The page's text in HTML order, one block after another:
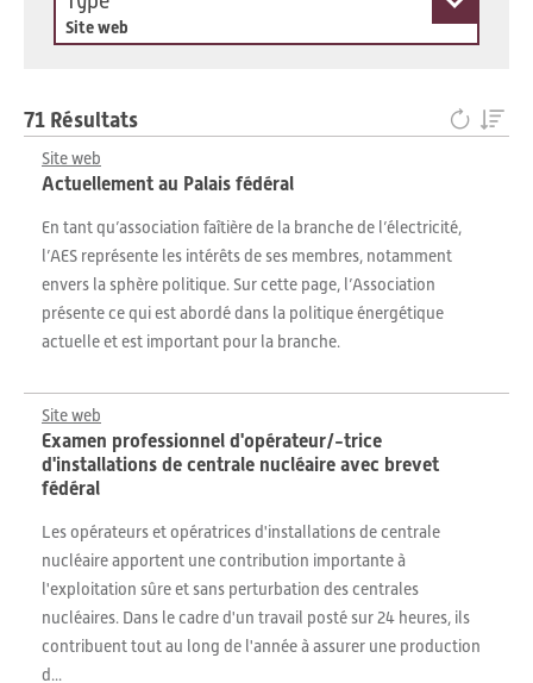
Site web
71 Résultats
Site web
Actuellement au Palais fédéral
En tant qu’association faîtière de la branche de l’électricité,
l’AES représente les intérêts de ses membres, notamment
envers la sphère politique. Sur cette page, l’Association
présente ce qui est abordé dans la politique énergétique
actuelle et est important pour la branche.
Site web
Examen professionnel d'opérateur/-trice
d'installations de centrale nucléaire avec brevet
fédéral
Les opérateurs et opératrices d'installations de centrale
nucléaire apportent une contribution importante à
l'exploitation sûre et sans perturbation des centrales
nucléaires. Dans le cadre d'un travail posté sur 24 heures, ils
contribuent tout au long de l'année à assurer une production
d...